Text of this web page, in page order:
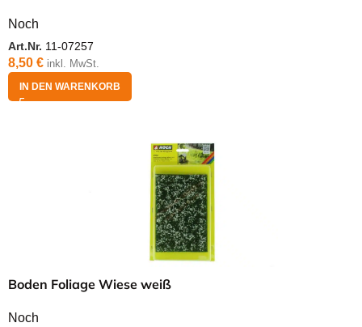
Noch
Art.Nr. 11-07257
8,50 € inkl. MwSt.
IN DEN WARENKORB
Boden Foliage Wiese weiß
Noch